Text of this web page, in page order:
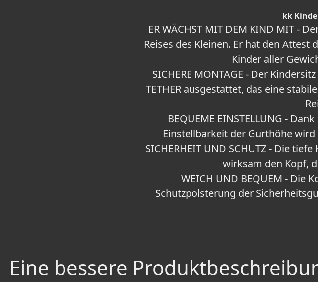
kk
ER WÄCHST MIT DEM KIND MIT -
Reises des Kleinen. Er hat den Attest
Kinder aller
SICHERE MONTAGE - Der
TETHER ausgestattet, das eine
BEQUEME EINSTELLUNG -
Einstellbarkeit der Gurthöhe
SICHERHEIT UND SCHUTZ - Die
wirksam den Kopf,
WEICH UND BEQUEM - Die
Schutzpolsterung der
Eine bessere